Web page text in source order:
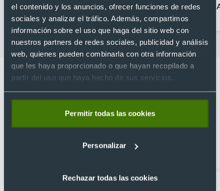
el contenido y los anuncios, ofrecer funciones de redes
sociales y analizar el tráfico. Además, compartimos
información sobre el uso que haga del sitio web con
nuestros partners de redes sociales, publicidad y análisis
web, quienes pueden combinarla con otra información
que les haya proporcionado o que hayan recopilado a
partir del uso que haya hecho de sus servicios.
Permitir todas las cookies
Personalizar
Rechazar todas las cookies
Senderismo
Accesorios para
bicicletas baratos
Lo que dicen nuestros clientes
4.9
Basado en 1440 reseñas de Google >